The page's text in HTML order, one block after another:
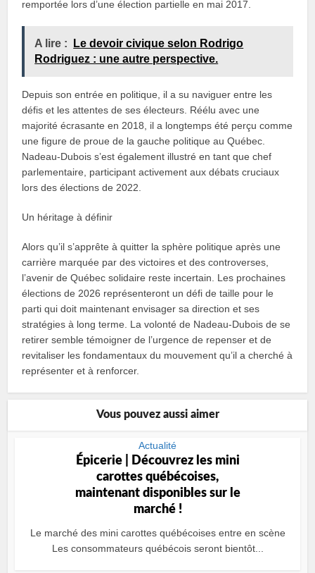
remportée lors d’une élection partielle en mai 2017.
A lire :
Le devoir civique selon Rodrigo
Rodriguez : une autre perspective.
Depuis son entrée en politique, il a su naviguer entre les
défis et les attentes de ses électeurs. Réélu avec une
majorité écrasante en 2018, il a longtemps été perçu comme
une figure de proue de la gauche politique au Québec.
Nadeau-Dubois s’est également illustré en tant que chef
parlementaire, participant activement aux débats cruciaux
lors des élections de 2022.
Un héritage à définir
Alors qu’il s’apprête à quitter la sphère politique après une
carrière marquée par des victoires et des controverses,
l’avenir de Québec solidaire reste incertain. Les prochaines
élections de 2026 représenteront un défi de taille pour le
parti qui doit maintenant envisager sa direction et ses
stratégies à long terme. La volonté de Nadeau-Dubois de se
retirer semble témoigner de l’urgence de repenser et de
revitaliser les fondamentaux du mouvement qu’il a cherché à
représenter et à renforcer.
Vous pouvez aussi aimer
Actualité
Épicerie | Découvrez les mini
carottes québécoises,
maintenant disponibles sur le
marché !
Le marché des mini carottes québécoises entre en scène
Les consommateurs québécois seront bientôt...